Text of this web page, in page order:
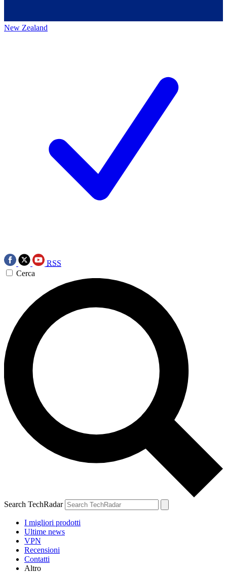
New Zealand
RSS
Cerca
Search TechRadar
I migliori prodotti
Ultime news
VPN
Recensioni
Contatti
Altro